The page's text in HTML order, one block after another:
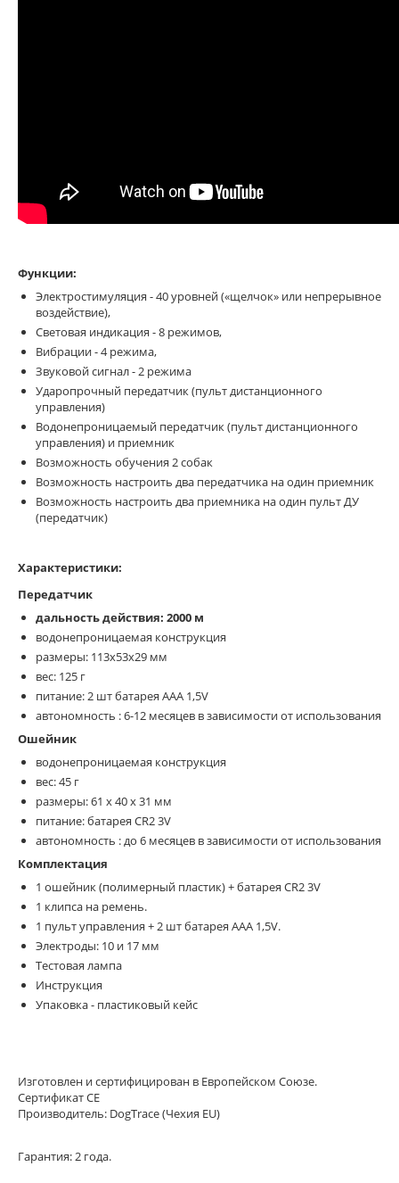
Функции:
Электростимуляция - 40 уровней («щелчок» или непрерывное
воздействие),
Световая индикация - 8 режимов,
Вибрации - 4 режима,
Звуковой сигнал - 2 режима
Ударопрочный передатчик (пульт дистанционного
управления)
Водонепроницаемый передатчик (пульт дистанционного
управления) и приемник
Возможность обучения 2 собак
Возможность настроить два передатчика на один приемник
Возможность настроить два приемника на один пульт ДУ
(передатчик)
Характеристики:
Передатчик
дальность действия: 2000 м
водонепроницаемая конструкция
размеры: 113х53х29 мм
вес: 125 г
питание: 2 шт батарея ААА 1,5V
автономность : 6-12 месяцев в зависимости от использования
Ошейник
водонепроницаемая конструкция
вес: 45 г
размеры: 61 x 40 x 31 мм
питание: батарея CR2 3V
автономность : до 6 месяцев в зависимости от использования
Комплектация
1 ошейник (полимерный пластик) + батарея CR2 3V
1 клипса на ремень.
1 пульт управления + 2 шт батарея ААА 1,5V.
Электроды: 10 и 17 мм
Тестовая лампа
Инструкция
Упаковка - пластиковый кейс
Изготовлен и сертифицирован в Европейском Союзе.
Сертификат CE
Производитель: DogTrace (Чехия EU)
Гарантия: 2 года.